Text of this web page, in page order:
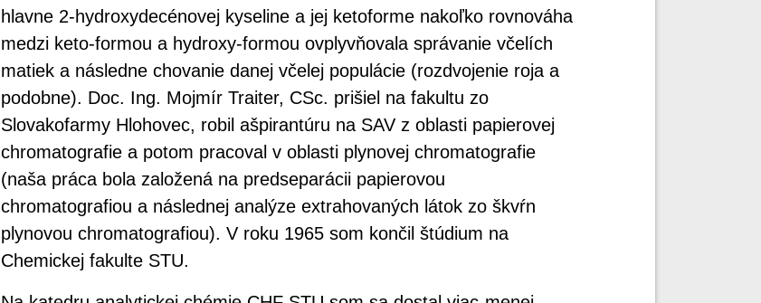
hlavne 2‐hydroxydecénovej kyseline a jej ketoforme nakoľko rovnováha
medzi keto‐formou a hydroxy‐formou ovplyvňovala správanie včelích
matiek a následne chovanie danej včelej populácie (rozdvojenie roja a
podobne). Doc. Ing. Mojmír Traiter, CSc. prišiel na fakultu zo
Slovakofarmy Hlohovec, robil ašpirantúru na SAV z oblasti papierovej
chromatografie a potom pracoval v oblasti plynovej chromatografie
(naša práca bola založená na predseparácii papierovou
chromatografiou a následnej analýze extrahovaných látok zo škvŕn
plynovou chromatografiou). V roku 1965 som končil štúdium na
Chemickej fakulte STU.